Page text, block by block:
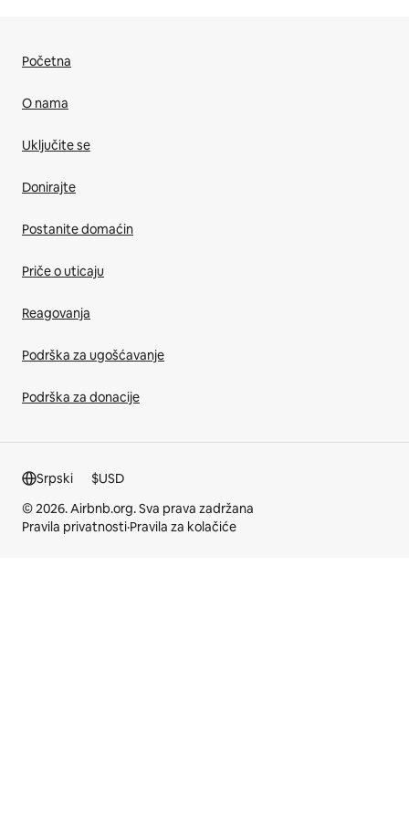
Početna
O nama
Uključite se
Donirajte
Postanite domaćin
Priče o uticaju
Reagovanja
Podrška za ugošćavanje
Podrška za donacije
Srpski $USD
© 2026. Airbnb.org. Sva prava zadržana
Pravila privatnosti·Pravila za kolačiće